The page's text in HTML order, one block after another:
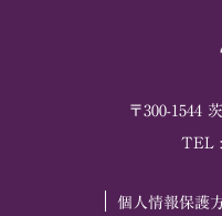
〒300-1544
TEL :
個人情報保護